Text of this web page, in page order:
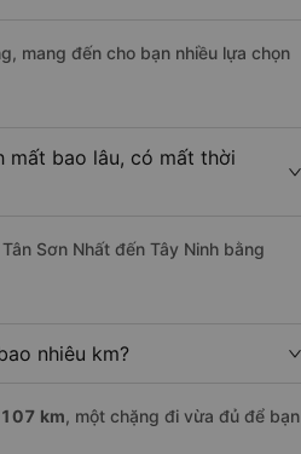
mang đến cho bạn nhiều lựa chọn
mất bao lâu, có mất thời
Sơn Nhất đến Tây Ninh bằng
nhiêu km?
107 km, một chặng đi vừa đủ để bạn